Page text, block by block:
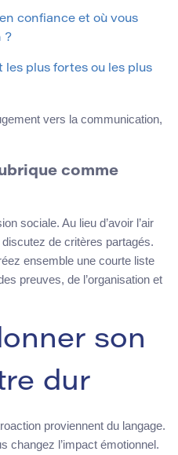
confiance et où vous
?
plus fortes ou les plus
vers la communication,
comme
sociale. Au lieu d’avoir l’air
de critères partagés.
ensemble une courte liste
preuves, de l’organisation et
son
dur
proviennent du langage.
changez l’impact émotionnel.